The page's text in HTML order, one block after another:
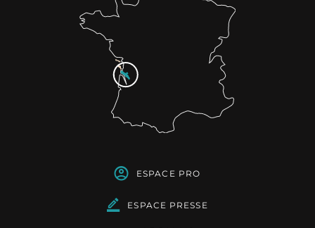
ESPACE PRO
ESPACE PRESSE